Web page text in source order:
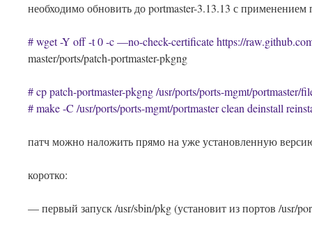
необходимо обновить до portmaster-3.13.13 с применением
# wget -Y off -t 0 -c —no-check-certificate https://
master/ports/patch-portmaster-pkgng
# cp patch-portmaster-pkgng /usr/ports/ports-mgmt/portmaster/
# make -C /usr/ports/ports-mgmt/portmaster clean deinstall
патч можно наложить прямо на уже установленную
коротко:
— первый запуск /usr/sbin/pkg (установит из портов /usr/